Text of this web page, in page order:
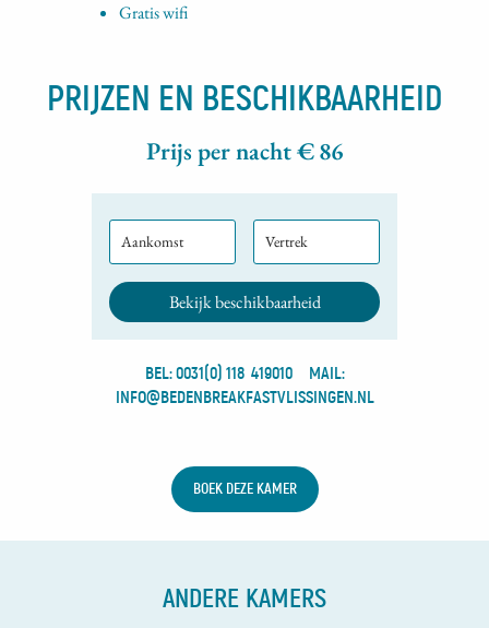
Gratis wifi
PRIJZEN EN BESCHIKBAARHEID
Prijs per nacht €86
Aankomst Vertrek
BEL: 0031(0) 118 419010
MAIL:
INFO@BEDENBREAKFASTVLISSINGEN.NL
BOEK DEZE KAMER
ANDERE KAMERS